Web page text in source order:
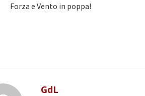
Forza e Vento in poppa!
GdL